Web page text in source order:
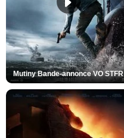
Mutiny Bande-annonce VO STFR